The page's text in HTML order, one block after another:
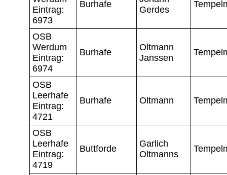
Eintrag:
6973
Burhafe
Gerdes
OSB
Werdum
Eintrag:
6974
Burhafe
Oltmann
Janssen
OSB
Leerhafe
Eintrag:
4721
Burhafe Oltmann
OSB
Leerhafe
Eintrag:
4719
Buttforde
Garlich
Oltmanns